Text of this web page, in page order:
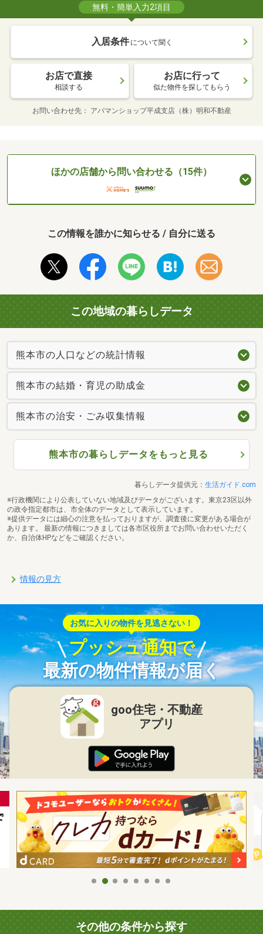
無料・簡単入力2項目
入居条件 について聞く
お店で直接
相談する
お店に行って
似た物件を探してもらう
お問い合わせ先 アパマンショップ平成支店（株）明和不動産
ほかの店舗から問い合わせる（15件）
この情報を誰かに知らせる / 自分に送る
この地域の暮らしデータ
熊本市の人口などの統計情報
熊本市の結婚・育児の助成金
熊本市の治安・ごみ収集情報
熊本市の暮らしデータをもっと見る
暮らしデータ提供元： 生活ガイド.com
※行政機関により公表していない地域及びデータがございます。東京23区以外
の政令指定都市は、市全体のデータとして表示しています。
※提供データには細心の注意を払っておりますが、調査後に変更がある場合が
あります。 最新の情報につきましては各市区役所までお問い合わせいただく
か、自治体HPなどをご確認ください。
情報の見方
お気に入りの物件を見逃さない！
プッシュ通知で
最新の物件情報が届く
goo住宅・不動産
アプリ
その他の条件から探す